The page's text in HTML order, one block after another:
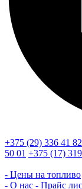
+375 (29) 336 41 82
50 01 +375 (17)
- Цены на топливо
- О нас - Прайс